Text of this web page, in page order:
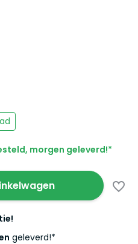
morgen geleverd!*
geleverd!*